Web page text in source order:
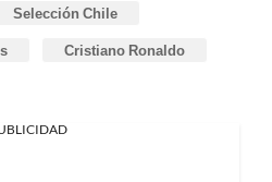
Selección Chile
Cristiano Ronaldo